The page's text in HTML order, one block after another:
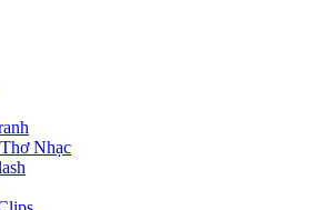
Nhạc